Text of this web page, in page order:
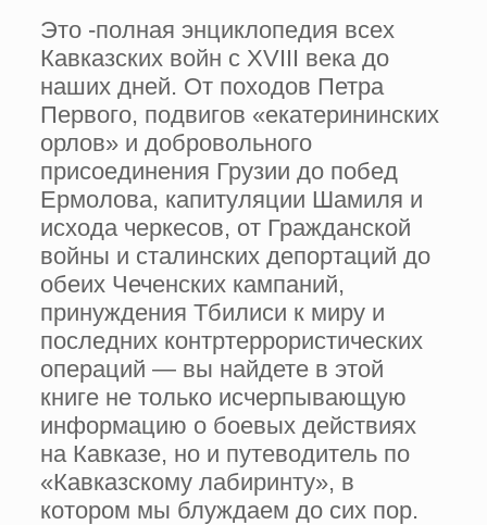
Это -полная энциклопедия всех
Кавказских войн с XVIII века до
наших дней. От походов Петра
Первого, подвигов «екатерининских
орлов» и добровольного
присоединения Грузии до побед
Ермолова, капитуляции Шамиля и
исхода черкесов, от Гражданской
войны и сталинских депортаций до
обеих Чеченских кампаний,
принуждения Тбилиси к миру и
последних контртеррористических
операций — вы найдете в этой
книге не только исчерпывающую
информацию о боевых действиях
на Кавказе, но и путеводитель по
«Кавказскому лабиринту», в
котором мы блуждаем до сих пор.